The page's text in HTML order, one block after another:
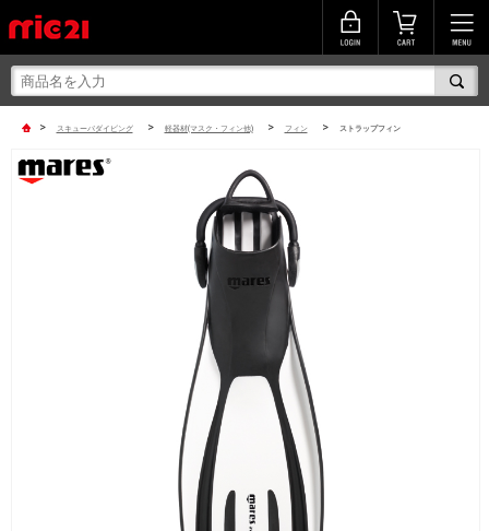
> スキューバダイビング > 軽器材(マスク・フィン他) > フィン > ストラップフィン